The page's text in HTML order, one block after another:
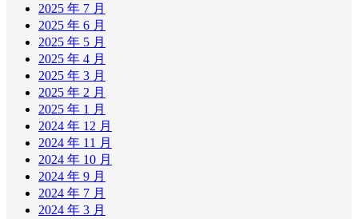
2025 年 7 月
2025 年 6 月
2025 年 5 月
2025 年 4 月
2025 年 3 月
2025 年 2 月
2025 年 1 月
2024 年 12 月
2024 年 11 月
2024 年 10 月
2024 年 9 月
2024 年 7 月
2024 年 3 月